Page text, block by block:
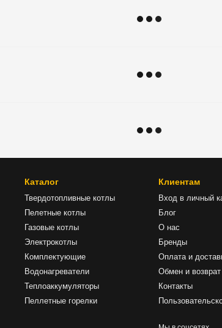
Каталог
Твердотопливные котлы
Пелетные котлы
Газовые котлы
Электрокотлы
Комплектующие
Водонагреватели
Теплоаккумуляторы
Пеллетные горелки
Клиентам
Вход в личный
Блог
О нас
Бренды
Оплата и
Обмен и возврат
Контакты